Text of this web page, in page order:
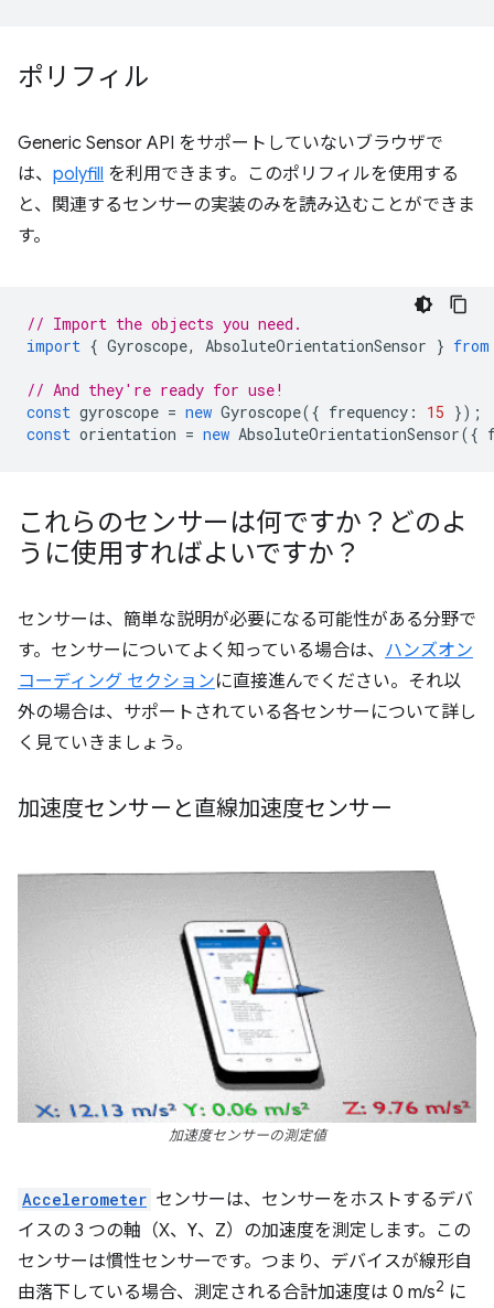
ポリフィル
Generic Sensor API をサポートしていないブラウザで
は、 polyfill を利用できます。このポリフィルを使用する
と、関連するセンサーの実装のみを読み込むことができま
す。
// Import the objects you need.
import { Gyroscope, AbsoluteOrientationSensor } from
// And they're ready for use!
const gyroscope = new Gyroscope({ frequency : 15 });
const orientation = new AbsoluteOrientationSensor({
これらのセンサーは何ですか？どのよ
うに使用すればよいですか？
センサーは、簡単な説明が必要になる可能性がある分野で
す。センサーについてよく知っている場合は、 ハンズオン
コーディング セクションに直接進んでください。それ以
外の場合は、サポートされている各センサーについて詳し
く見ていきましょう。
加速度センサーと直線加速度センサー
加速度センサーの測定値
Accelerometer センサーは、センサーをホストするデバ
イスの 3 つの軸（X、Y、Z）の加速度を測定します。この
センサーは慣性センサーです。つまり、デバイスが線形自
由落下している場合、測定される合計加速度は 0 m/s2 に